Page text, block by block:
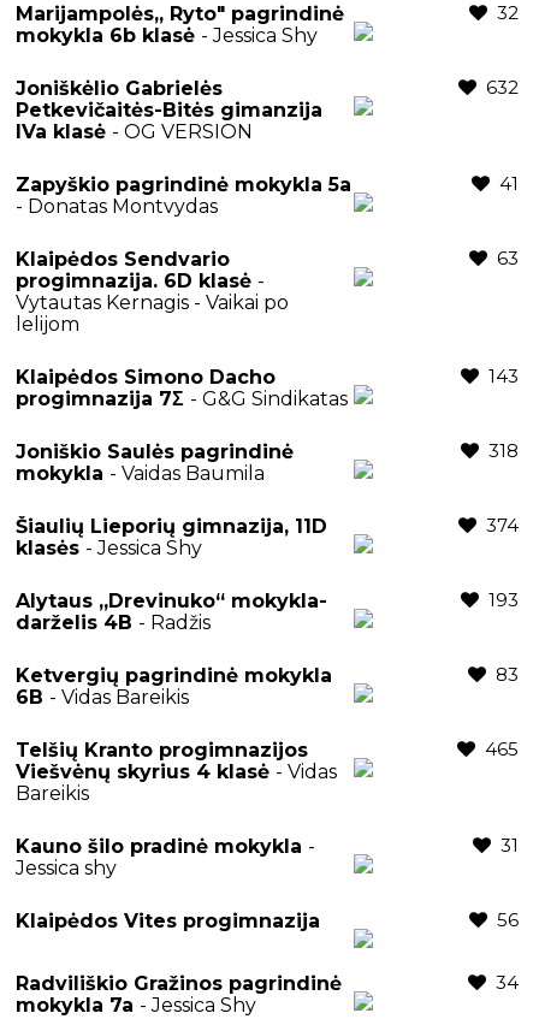
Marijampolės,, Ryto" pagrindinė
mokykla 6b klasė - Jessica Shy
32
Joniškėlio Gabrielės
Petkevičaitės-Bitės gimanzija
IVa klasė - OG VERSION
632
Zapyškio pagrindinė mokykla 5a
- Donatas Montvydas
41
Klaipėdos Sendvario
progimnazija. 6D klasė -
Vytautas Kernagis - Vaikai po
lelijom
63
Klaipėdos Simono Dacho
progimnazija 7Σ - G&G Sindikatas
143
Joniškio Saulės pagrindinė
mokykla - Vaidas Baumila
318
Šiaulių Lieporių gimnazija, 11D
klasės - Jessica Shy
374
Alytaus „Drevinuko“ mokykla-
darželis 4B - Radžis
193
Ketvergių pagrindinė mokykla
6B - Vidas Bareikis
83
Telšių Kranto progimnazijos
Viešvėnų skyrius 4 klasė - Vidas
Bareikis
465
Kauno šilo pradinė mokykla -
Jessica shy
31
Klaipėdos Vites progimnazija 56
Radviliškio Gražinos pagrindinė
mokykla 7a - Jessica Shy
34